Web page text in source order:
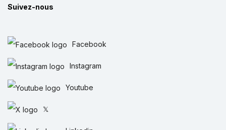
Suivez-nous
Facebook
Instagram
Youtube
𝕏